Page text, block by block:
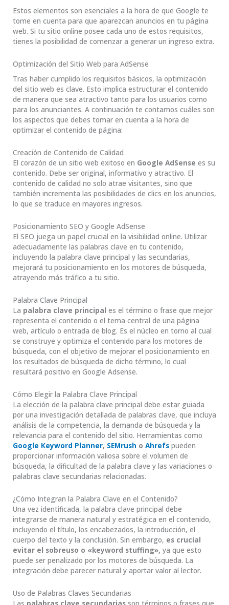
Estos elementos son esenciales a la hora de que Google te
tome en cuenta para que aparezcan anuncios en tu página
web. Si tu sitio online posee cada uno de estos requisitos,
tienes la posibilidad de comenzar a generar un ingreso extra.
Optimización del Sitio Web para AdSense
Tras haber cumplido los requisitos básicos, la optimización
del sitio web es clave. Esto implica estructurar el contenido
de manera que sea atractivo tanto para los usuarios como
para los anunciantes. A continuación te contamos cuáles son
los aspectos que debes tomar en cuenta a la hora de
optimizar el contenido de página:
Creación de Contenido de Calidad
El corazón de un sitio web exitoso en Google AdSense es su
contenido. Debe ser original, informativo y atractivo. El
contenido de calidad no solo atrae visitantes, sino que
también incrementa las posibilidades de clics en los anuncios,
lo que se traduce en mayores ingresos.
Posicionamiento SEO y Google AdSense
El SEO juega un papel crucial en la visibilidad online. Utilizar
adecuadamente las palabras clave en tu contenido,
incluyendo la palabra clave principal y las secundarias,
mejorará tu posicionamiento en los motores de búsqueda,
atrayendo más tráfico a tu sitio.
Palabra Clave Principal
La palabra clave principal es el término o frase que mejor
representa el contenido o el tema central de una página
web, artículo o entrada de blog. Es el núcleo en torno al cual
se construye y optimiza el contenido para los motores de
búsqueda, con el objetivo de mejorar el posicionamiento en
los resultados de búsqueda de dicho término, lo cual
resultará positivo en Google Adsense.
Cómo Elegir la Palabra Clave Principal
La elección de la palabra clave principal debe estar guiada
por una investigación detallada de palabras clave, que incluya
análisis de la competencia, la demanda de búsqueda y la
relevancia para el contenido del sitio. Herramientas como
Google Keyword Planner, SEMrush o Ahrefs pueden
proporcionar información valiosa sobre el volumen de
búsqueda, la dificultad de la palabra clave y las variaciones o
palabras clave secundarias relacionadas.
¿Cómo Integran la Palabra Clave en el Contenido?
Una vez identificada, la palabra clave principal debe
integrarse de manera natural y estratégica en el contenido,
incluyendo el título, los encabezados, la introducción, el
cuerpo del texto y la conclusión. Sin embargo, es crucial
evitar el sobreuso o «keyword stuffing», ya que esto
puede ser penalizado por los motores de búsqueda. La
integración debe parecer natural y aportar valor al lector.
Uso de Palabras Claves Secundarias